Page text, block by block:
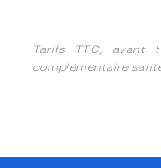
Tarifs TTC, avant
complémentaire